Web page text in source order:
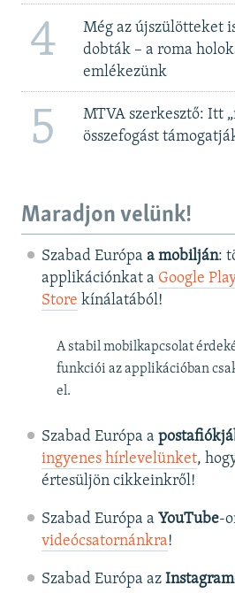
4
Még az újszülötteket
dobták – a roma
emlékezünk
5
MTVA szerkesztő: Itt
összefogást
Maradjon velünk!
Szabad Európa a mobilján:
applikációnkat a Google
Store kínálatából!
A stabil mobilkapcsolat
funkciói az applikációban
el.
Szabad Európa a
ingyenes hírlevelünket,
értesüljön cikkeinkről!
Szabad Európa a YouTube-
videócsatornánkra!
Szabad Európa az